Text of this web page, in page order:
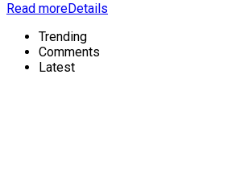
Read moreDetails
Trending
Comments
Latest